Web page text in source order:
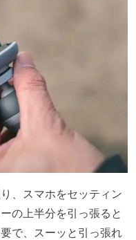
、スマホをセッティン
の上半分を引っ張ると
で、スーッと引っ張れ